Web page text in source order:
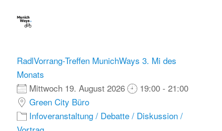
RadlVorrang-Treffen MunichWays 3. Mi des
Monats
Mittwoch 19. August 2026
19:00 - 21:00
Green City Büro
Infoveranstaltung / Debatte / Diskussion /